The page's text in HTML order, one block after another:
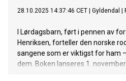
28.10.2025 14:37:46 CET Gyldendal
I Lørdagsbarn, ført i pennen av
Henriksen, forteller den norske
sangene som er viktigst for ham
dem. Boken lanseres 1. november.